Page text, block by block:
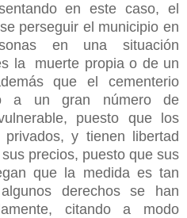
en este caso, el
perseguir el municipio en
en una situación
la muerte propia o de un
que el cementerio
a un gran número de
puesto que los
y tienen libertad
precios, puesto que sus
que la medida es tan
derechos se han
citando a modo